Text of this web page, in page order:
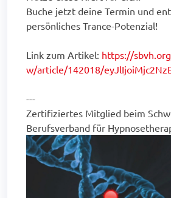
Buche jetzt deine Termin und
persönliches Trance-Potenzial!
Link zum Artikel: https://
w/article/142018/
---
Zertifiziertes Mitglied beim
Berufsverband für